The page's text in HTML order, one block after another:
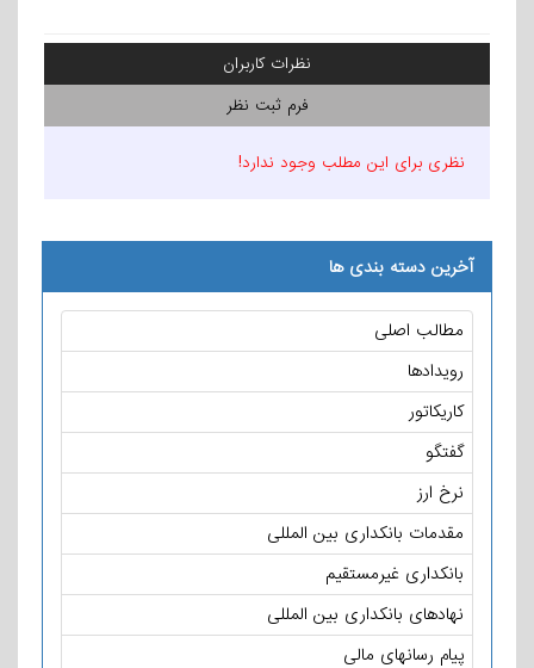
نظرات کاربران
فرم ثبت نظر
نظری برای این مطلب وجود ندارد!
آخرین دسته بندی ها
مطالب اصلی
رویدادها
کاریکاتور
گفتگو
نرخ ارز
مقدمات بانکداری بین المللی
بانکداری غیرمستقیم
نهادهای بانکداری بین المللی
پیام رسانهای مالی